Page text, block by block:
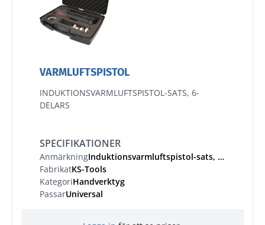
VARMLUFTSPISTOL
INDUKTIONSVARMLUFTSPISTOL-SATS, 6-
DELARS
SPECIFIKATIONER
Anmärkning
Induktionsvarmluftspistol-sats, 6-delars
FabrikatKS-Tools
KategoriHandverktyg
PassarUniversal